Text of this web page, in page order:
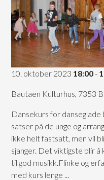
10. oktober 2023 18:00-
Bautaen Kulturhus, 7353
Dansekurs for danseglade
satser på de unge og
ikke helt fastsatt, men vil
sjanger. Det viktigste blir å
til god musikk.Flinke og
med kurs lenge ...